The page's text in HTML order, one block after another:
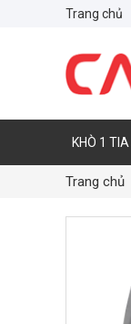
KHÒ 1 TIA
Trang chủ
Trang chủ